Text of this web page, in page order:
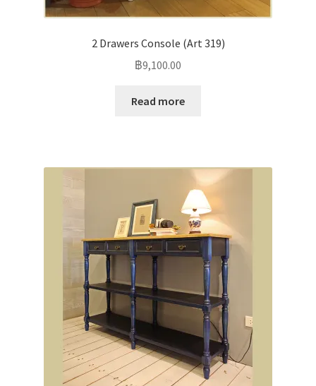
2 Drawers Console (Art 319)
฿9,100.00
Read more